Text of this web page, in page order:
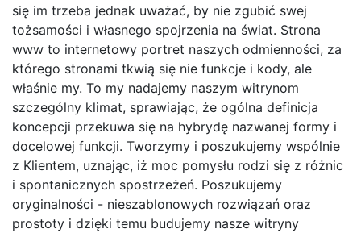
się im trzeba jednak uważać, by nie zgubić swej
tożsamości i własnego spojrzenia na świat. Strona
www to internetowy portret naszych odmienności, za
którego stronami tkwią się nie funkcje i kody, ale
właśnie my. To my nadajemy naszym witrynom
szczególny klimat, sprawiając, że ogólna definicja
koncepcji przekuwa się na hybrydę nazwanej formy i
docelowej funkcji. Tworzymy i poszukujemy wspólnie
z Klientem, uznając, iż moc pomysłu rodzi się z różnic
i spontanicznych spostrzeżeń. Poszukujemy
oryginalności - nieszablonowych rozwiązań oraz
prostoty i dzięki temu budujemy nasze witryny